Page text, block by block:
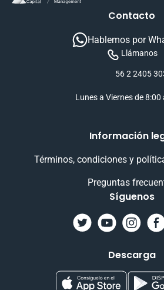
Contacto
Hablemos por
Llámanos
56 2 2405
Lunes a Viernes de 8:00
Información
Términos, condiciones y
Preguntas
Síguenos
Descarga